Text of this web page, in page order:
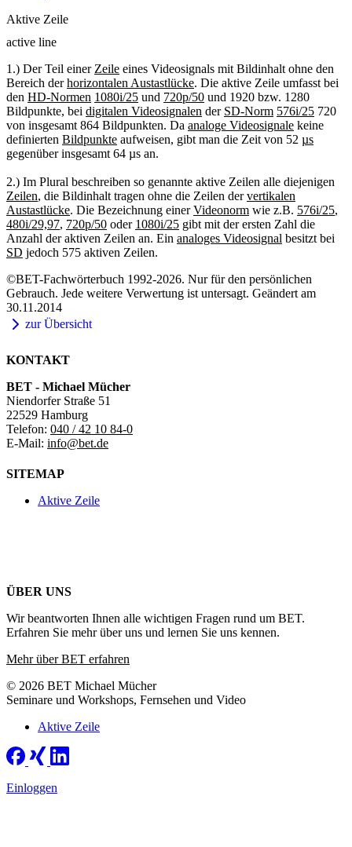
Aktive Zeile
active line
1.) Der Teil einer Zeile eines Videosignals mit Bildinhalt ohne den
Bereich derhorizontalen Austastlücke. Die aktive Zeile umfasst bei
den HD-Normen 1080i/25 und 720p/50 und 1920 bzw. 1280
Bildpunkte, bei digitalen Videosignalen der SD-Norm 576i/25 720
von insgesamt 864 Bildpunkten. Da analoge Videosignale keine
definierten Bildpunkte aufweisen, gibt man die Zeit von 52 µs
gegenüber insgesamt 64 µs an.
2.) Im Plural beschreiben so genannte aktive Zeilen alle diejenigen
Zeilen, die Bildinhalt tragen ohne die Zeilen dervertikalen
Austastlücke. Die Bezeichnung einerVideonorm wie z.B. 576i/25,
480i/29,97, 720p/50 oder 1080i/25 gibt mit der ersten Zahl die
Anzahl der aktiven Zeilen an. Ein analoges Videosignal besitzt bei
SD jedoch 575 aktiven Zeilen.
©BET-Fachwörterbuch 1992-2026. Nur für den persönlichen
Gebrauch. Jede weitere Verwertung ist untersagt. Geändert am
30.11.2014
zur Übersicht
KONTAKT
BET - Michael Mücher
Niendorfer Straße 51
22529 Hamburg
Telefon: 040 / 42 10 84-0
E-Mail: info@bet.de
SITEMAP
Aktive Zeile
ÜBER UNS
Wir beantworten Ihnen alle wichtigen Fragen rund um BET.
Erfahren Sie mehr über uns und lernen Sie uns kennen.
Mehr über BET erfahren
© 2026 BET Michael Mücher
Seminare und Workshops, Fernsehen und Video
Aktive Zeile
Einloggen